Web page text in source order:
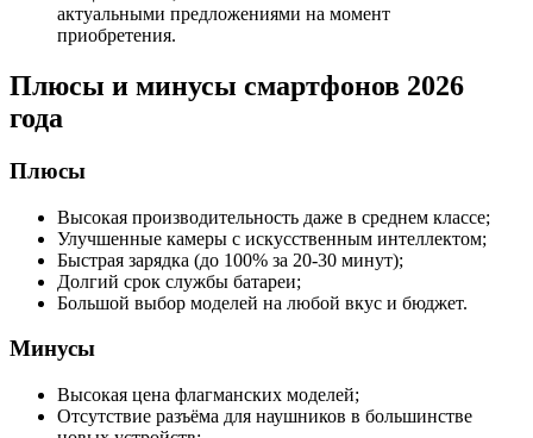
актуальными предложениями на момент
приобретения.
Плюсы и минусы смартфонов 2026
года
Плюсы
Высокая производительность даже в среднем классе;
Улучшенные камеры с искусственным интеллектом;
Быстрая зарядка (до 100% за 20-30 минут);
Долгий срок службы батареи;
Большой выбор моделей на любой вкус и бюджет.
Минусы
Высокая цена флагманских моделей;
Отсутствие разъёма для наушников в большинстве